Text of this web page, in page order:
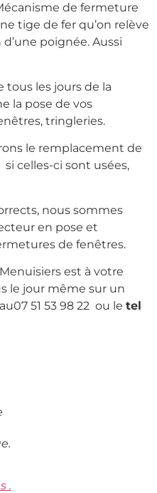
de fermeture
tige de fer qu’on relève
poignée. Aussi
tous les jours de la
la pose de vos
tringleries.
le remplacement de
celles-ci sont usées,
nous sommes
en pose et
de fenêtres.
est à votre
le jour même sur un
51 53 98 22 ou le tel